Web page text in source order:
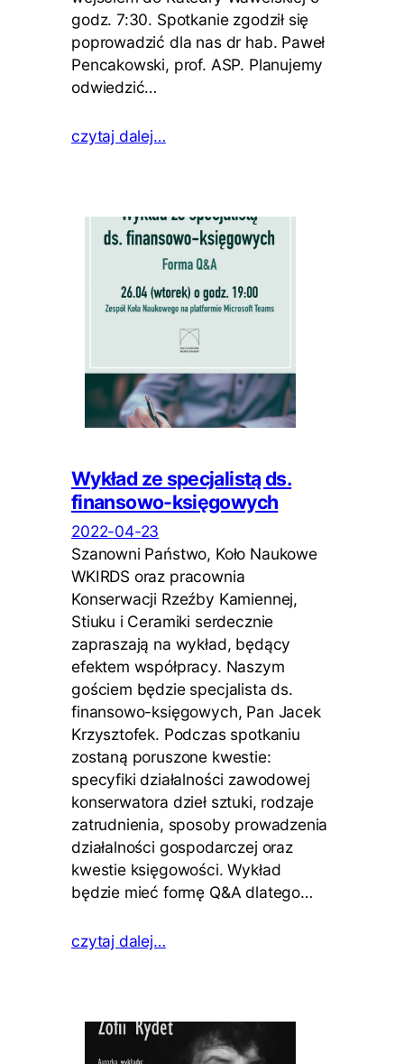
godz. 7:30. Spotkanie zgodził się
poprowadzić dla nas dr hab. Paweł
Pencakowski, prof. ASP. Planujemy
odwiedzić…
czytaj dalej…
Wykład ze specjalistą ds.
finansowo-księgowych
2022-04-23
Szanowni Państwo, Koło Naukowe
WKIRDS oraz pracownia
Konserwacji Rzeźby Kamiennej,
Stiuku i Ceramiki serdecznie
zapraszają na wykład, będący
efektem współpracy. Naszym
gościem będzie specjalista ds.
finansowo-księgowych, Pan Jacek
Krzysztofek. Podczas spotkaniu
zostaną poruszone kwestie:
specyfiki działalności zawodowej
konserwatora dzieł sztuki, rodzaje
zatrudnienia, sposoby prowadzenia
działalności gospodarczej oraz
kwestie księgowości. Wykład
będzie mieć formę Q&A dlatego…
czytaj dalej…